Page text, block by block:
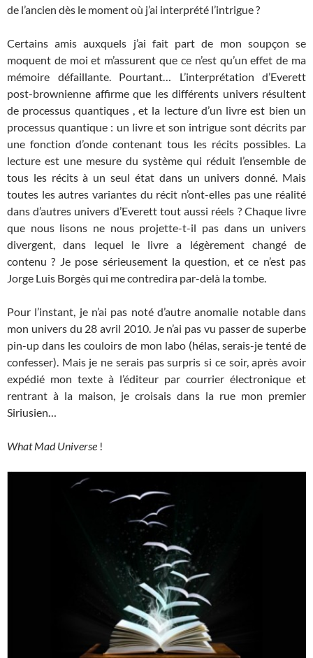
de l’ancien dès le moment où j’ai interprété l’intrigue ?
Certains amis auxquels j’ai fait part de mon soupçon se
moquent de moi et m’assurent que ce n’est qu’un effet de ma
mémoire défaillante. Pourtant… L’interprétation d’Everett
post-brownienne affirme que les différents univers résultent
de processus quantiques , et la lecture d’un livre est bien un
processus quantique : un livre et son intrigue sont décrits par
une fonction d’onde contenant tous les récits possibles. La
lecture est une mesure du système qui réduit l’ensemble de
tous les récits à un seul état dans un univers donné. Mais
toutes les autres variantes du récit n’ont-elles pas une réalité
dans d’autres univers d’Everett tout aussi réels ? Chaque livre
que nous lisons ne nous projette-t-il pas dans un univers
divergent, dans lequel le livre a légèrement changé de
contenu ? Je pose sérieusement la question, et ce n’est pas
Jorge Luis Borgès qui me contredira par-delà la tombe.
Pour l’instant, je n’ai pas noté d’autre anomalie notable dans
mon univers du 28 avril 2010. Je n’ai pas vu passer de superbe
pin-up dans les couloirs de mon labo (hélas, serais-je tenté de
confesser). Mais je ne serais pas surpris si ce soir, après avoir
expédié mon texte à l’éditeur par courrier électronique et
rentrant à la maison, je croisais dans la rue mon premier
Siriusien…
What Mad Universe !